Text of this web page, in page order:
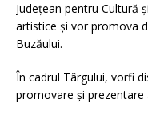
Judeţean pentru Cultură
artistice și vor promova
Buzăului.
În cadrul Târgului, vorfi
promovare şi prezentare